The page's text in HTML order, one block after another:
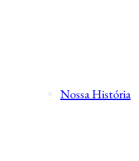
Nossa História